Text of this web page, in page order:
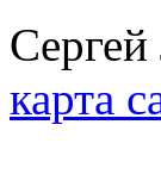
карта